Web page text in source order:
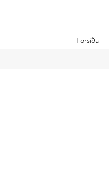
Forsíða